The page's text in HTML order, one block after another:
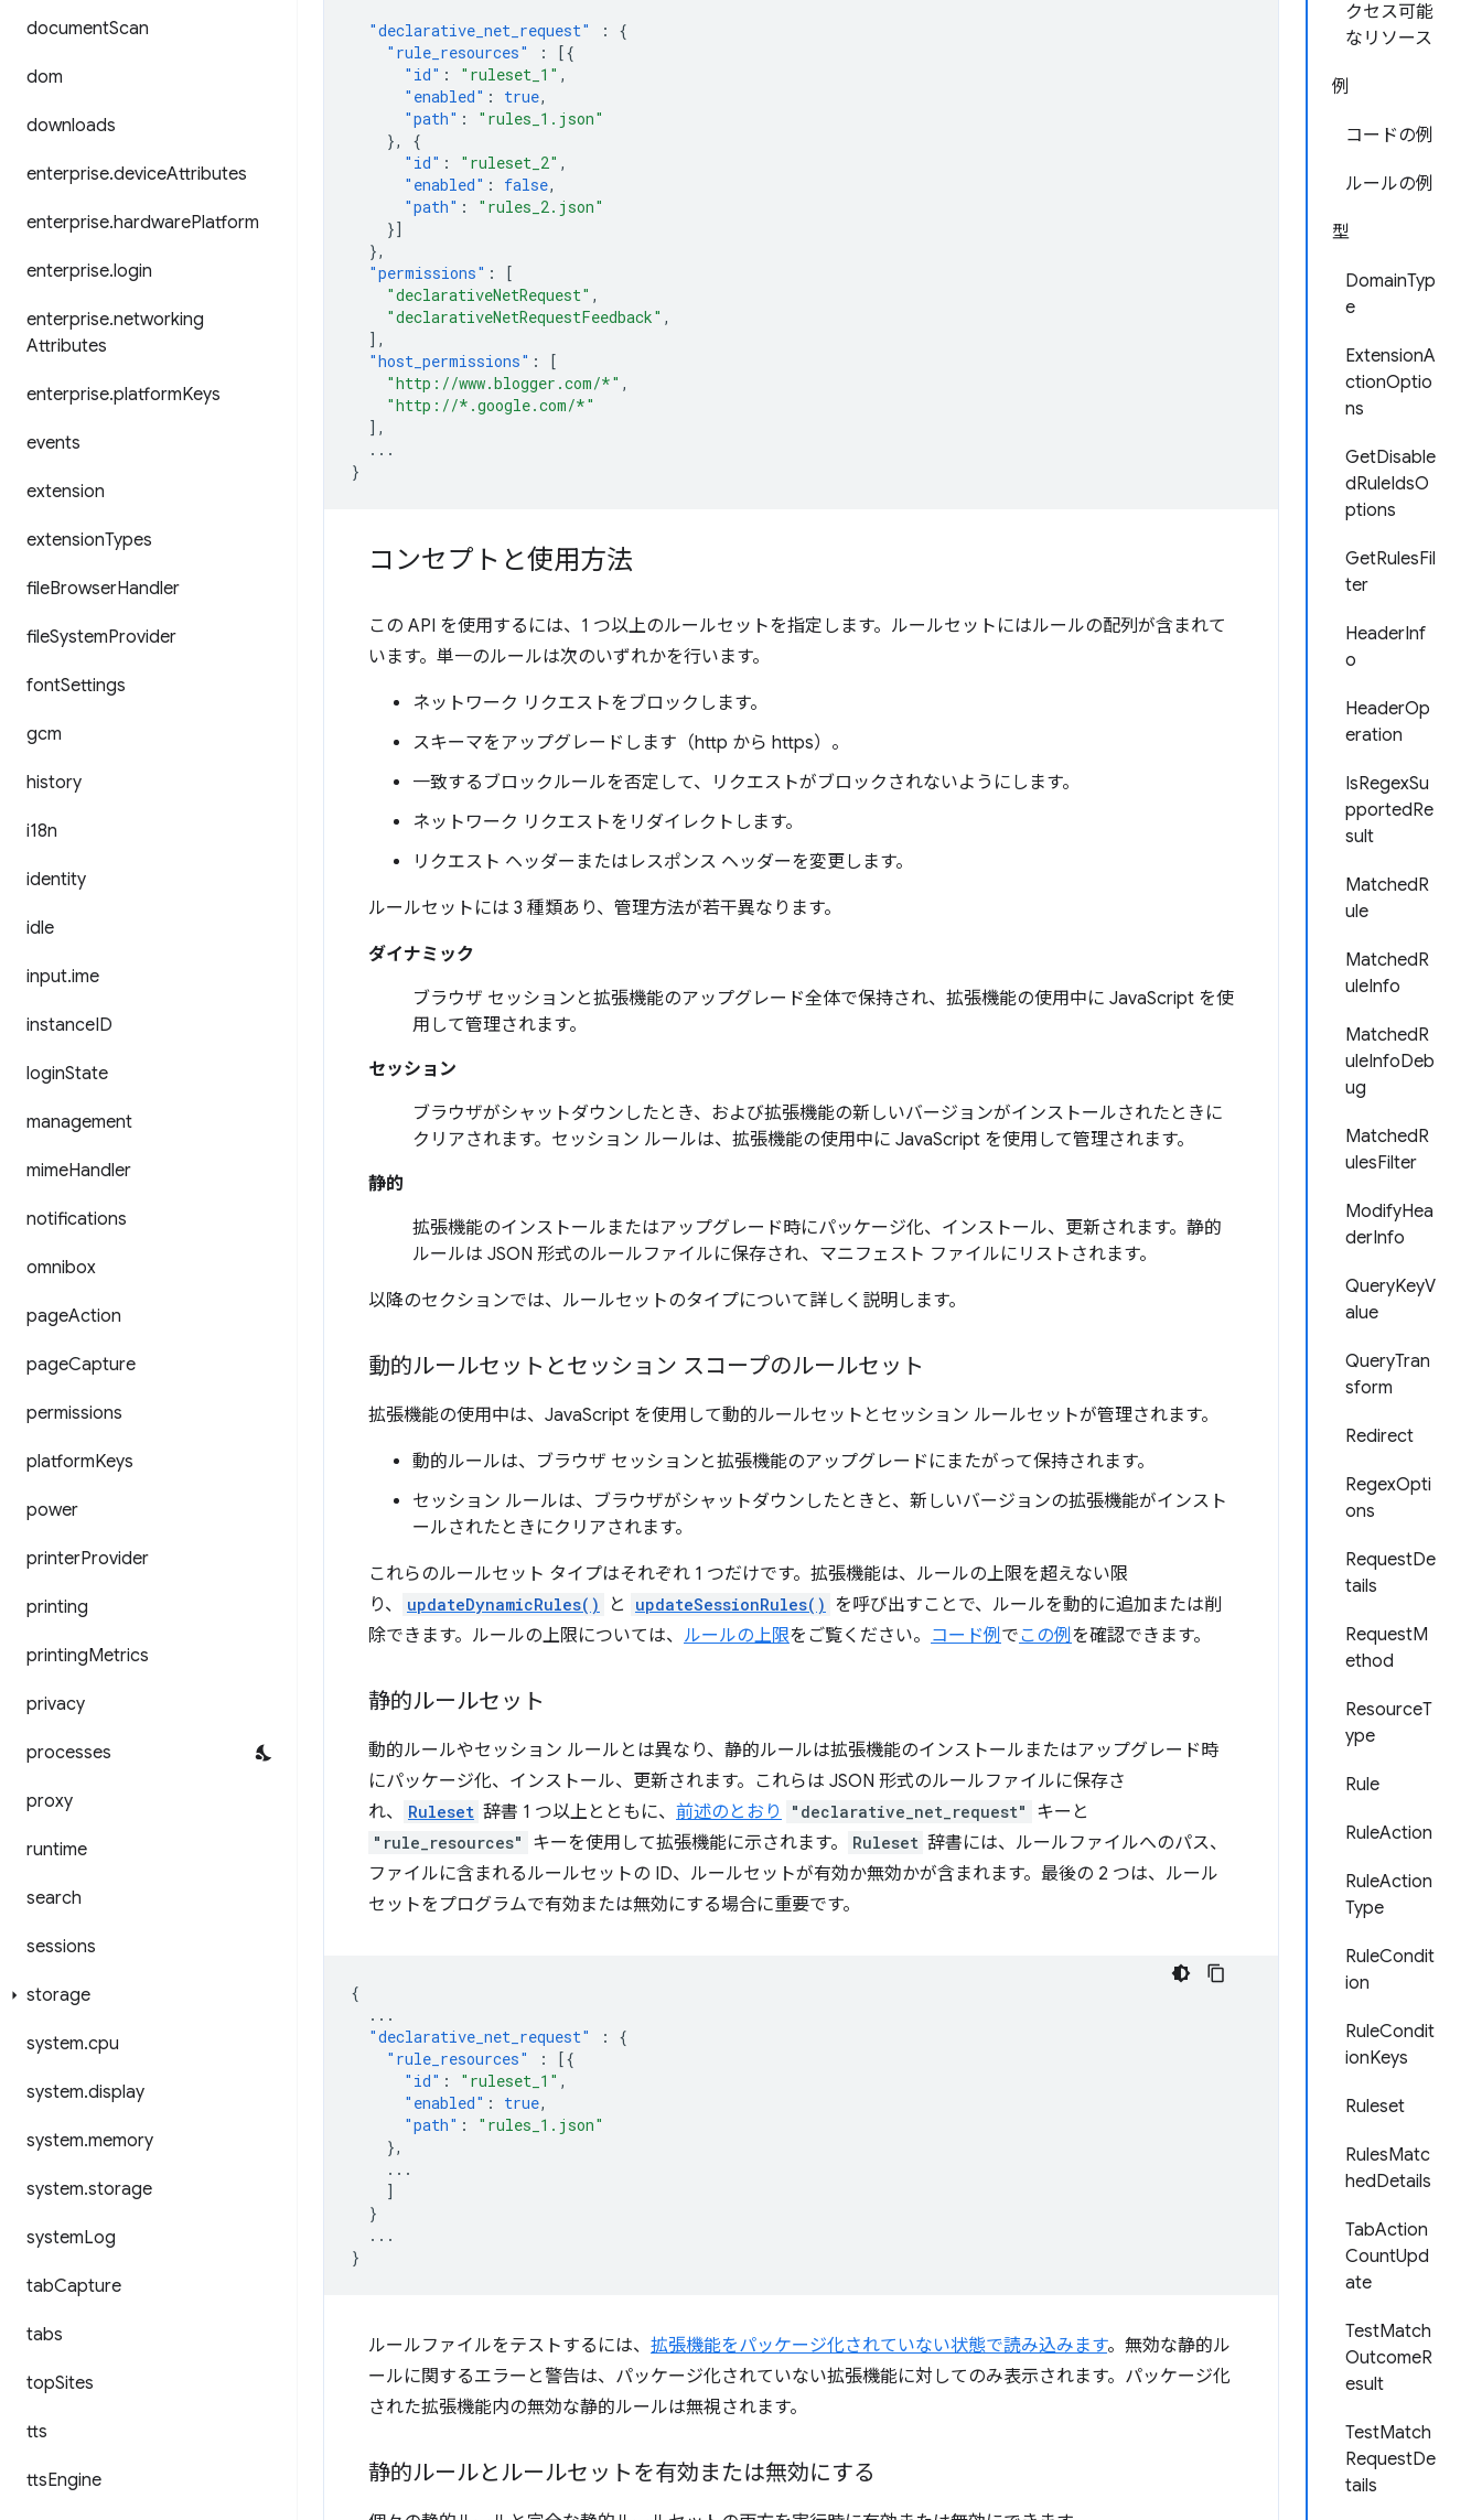
documentScan
dom
downloads
enterprise.deviceAttributes
enterprise.hardwarePlatform
enterprise.login
enterprise.networking
Attributes
enterprise.platformKeys
events
extension
extensionTypes
fileBrowserHandler
fileSystemProvider
fontSettings
gcm
history
i18n
identity
idle
input.ime
instanceID
loginState
management
mimeHandler
notifications
omnibox
pageAction
pageCapture
permissions
platformKeys
power
printerProvider
printing
printingMetrics
privacy
processes
proxy
runtime
search
sessions
storage
system.cpu
system.display
system.memory
system.storage
systemLog
tabCapture
tabs
topSites
tts
ttsEngine
クセス可能
なリソース
例
コードの例
ルールの例
型
DomainTyp
e
ExtensionA
ctionOptio
ns
GetDisable
dRuleIdsO
ptions
GetRulesFil
ter
HeaderInf
o
HeaderOp
eration
IsRegexSu
pportedRe
sult
MatchedR
ule
MatchedR
uleInfo
MatchedR
uleInfoDeb
ug
MatchedR
ulesFilter
ModifyHea
derInfo
QueryKeyV
alue
QueryTran
sform
Redirect
RegexOpti
ons
RequestDe
tails
RequestM
ethod
ResourceT
ype
Rule
RuleAction
RuleAction
Type
RuleCondit
ion
RuleCondit
ionKeys
Ruleset
RulesMatc
hedDetails
TabAction
CountUpd
ate
TestMatch
OutcomeR
esult
TestMatch
RequestDe
tails
"declarative_net_request" :
{
"rule_resources"
:
[{
"id" : "ruleset_1" ,
"enabled" : true,
"path" :
"rules_1.json"
},
{
"id" : "ruleset_2" ,
"enabled" : false,
"path" :
"rules_2.json"
}]
},
"permissions" :
[
"declarativeNetRequest" ,
"declarativeNetRequestFeedback" ,
],
"host_permissions" :
[
"http://www.blogger.com/*" ,
"http://*.google.com/*"
],
...
}
コンセプトと使用方法
この API を使用するには、1 つ以上のルールセットを指定します。ルールセットにはルールの配列が含まれて
います。単一のルールは次のいずれかを行います。
ネットワーク リクエストをブロックします。
スキーマをアップグレードします（http から https）。
一致するブロックルールを否定して、リクエストがブロックされないようにします。
ネットワーク リクエストをリダイレクトします。
リクエスト ヘッダーまたはレスポンス ヘッダーを変更します。
ルールセットには 3 種類あり、管理方法が若干異なります。
ダイナミック
ブラウザ セッションと拡張機能のアップグレード全体で保持され、拡張機能の使用中に JavaScript を使
用して管理されます。
セッション
ブラウザがシャットダウンしたとき、および拡張機能の新しいバージョンがインストールされたときに
クリアされます。セッション ルールは、拡張機能の使用中に JavaScript を使用して管理されます。
静的
拡張機能のインストールまたはアップグレード時にパッケージ化、インストール、更新されます。静的
ルールは JSON 形式のルールファイルに保存され、マニフェスト ファイルにリストされます。
以降のセクションでは、ルールセットのタイプについて詳しく説明します。
動的ルールセットとセッション スコープのルールセット
拡張機能の使用中は、JavaScript を使用して動的ルールセットとセッション ルールセットが管理されます。
動的ルールは、ブラウザ セッションと拡張機能のアップグレードにまたがって保持されます。
セッション ルールは、ブラウザがシャットダウンしたときと、新しいバージョンの拡張機能がインスト
ールされたときにクリアされます。
これらのルールセット タイプはそれぞれ 1 つだけです。拡張機能は、ルールの上限を超えない限
り、
updateDynamicRules() と updateSessionRules() を呼び出すことで、ルールを動的に追加または削
除できます。ルールの上限については、 ルールの上限をご覧ください。 コード例でこの例を確認できます。
静的ルールセット
動的ルールやセッション ルールとは異なり、静的ルールは拡張機能のインストールまたはアップグレード時
にパッケージ化、インストール、更新されます。これらは JSON 形式のルールファイルに保存さ
れ、
Ruleset 辞書 1 つ以上とともに、 前述のとおり "declarative_net_request" キーと
"rule_resources" キーを使用して拡張機能に示されます。 Ruleset 辞書には、ルールファイルへのパス、
ファイルに含まれるルールセットの ID、ルールセットが有効か無効かが含まれます。最後の 2 つは、ルール
セットをプログラムで有効または無効にする場合に重要です。
{
...
"declarative_net_request"
:
{
"rule_resources"
:
[{
"id" : "ruleset_1" ,
"enabled" : true,
"path" :
"rules_1.json"
},
...
]
}
...
}
ルールファイルをテストするには、 拡張機能をパッケージ化されていない状態で読み込みます。無効な静的ル
ールに関するエラーと警告は、パッケージ化されていない拡張機能に対してのみ表示されます。パッケージ化
された拡張機能内の無効な静的ルールは無視されます。
静的ルールとルールセットを有効または無効にする